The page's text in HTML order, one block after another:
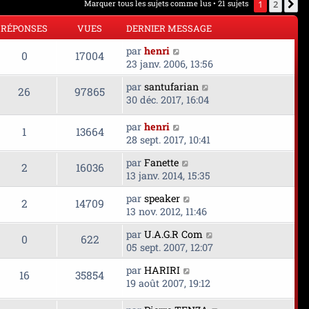
Marquer tous les sujets comme lus • 21 sujets 1 2
RÉPONSES VUES DERNIER MESSAGE
0R
é
n
s
s
17004V
u
D
e
r
n
i
e
r
m
e
s
s
a
g
e
par henri
23 janv. 2006, 13:56
26
é
n
s
97865V
u
D
e
r
n
i
e
r
m
e
s
s
a
g
e
par santufarian
30 déc. 2017, 16:04
1
é
o
n
e
s
13664V
u
s
D
e
r
n
i
e
r
m
e
s
s
a
g
e
par henri
28 sept. 2017, 10:41
2R
é
o
n
16036V
u
D
e
r
n
i
e
r
m
e
s
a
par Fanette
13 janv. 2014, 15:35
2R
é
o
n
14709
u
s
D
e
r
n
i
e
r
m
e
par speaker
13 nov. 2012, 11:46
0R
é
622V
u
D
e
r
n
i
e
par U.A.G.R Com
05 sept. 2007, 12:07
16R
é
35854V
u
D
e
r
par HARIRI
19 août 2007, 19:12